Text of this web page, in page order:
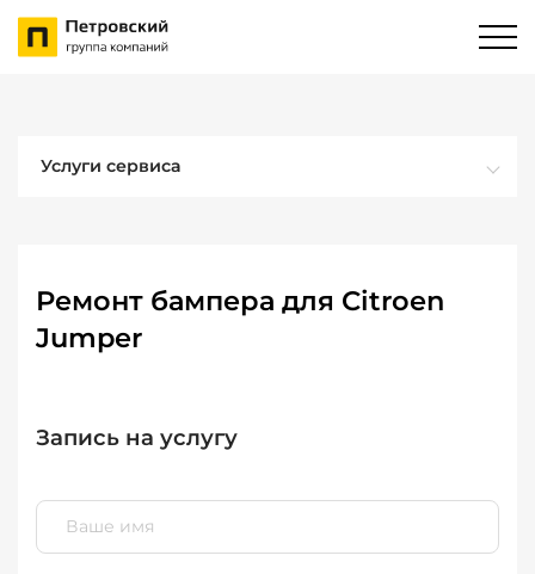
Услуги сервиса
Ремонт бампера для Citroen
Jumper
Запись на услугу